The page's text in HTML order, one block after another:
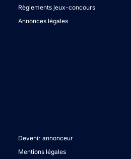
Règlements jeux-concours
Annonces légales
Devenir annonceur
Mentions légales